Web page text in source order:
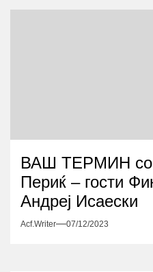
ВАШ ТЕРМИН со
Периќ – гости
Андреј Исаески
Acf.writer 07/12/2023